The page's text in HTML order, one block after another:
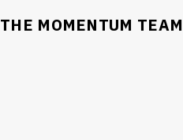
THE MOMENTUM TEAM